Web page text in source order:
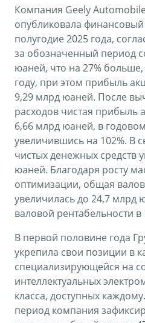
Компания Geely
опубликовала финансовый
полугодие 2025 года,
за обозначенный период
юаней, что на 27%
году, при этом прибыль
9,29 млрд юаней. После
расходов чистая прибыль
6,66 млрд юаней, в
увеличившись на 102%. В
чистых денежных средств
юаней. Благодаря росту
оптимизации, общая
увеличилась до 24,7 млрд
валовой рентабельности в
В первой половине года
укрепила свои позиции в
специализирующейся на
интеллектуальных
класса, доступных
период компания